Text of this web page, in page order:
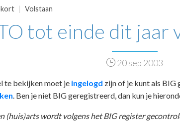
Volstaan
tot einde dit jaar
20 sep 2003
te bekijken moet je ingelogd zijn of je kunt als BIG
. Ben je niet BIG geregistreerd, dan kun je
(huis)arts wordt volgens het BIG register